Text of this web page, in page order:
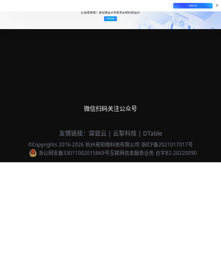
免费试用
实现效果难？易知微设计师帮你定制同款设计
定制同款
微信扫码关注公众号
友情链接： 袋鼠云 | 云掣科技 | DTable
©Copyrights 2016-2026 杭州易知微科技有限公司 浙ICP备2021017017号
浙公网安备33011002015869号互联网信息服务业务 合字B2-20220090